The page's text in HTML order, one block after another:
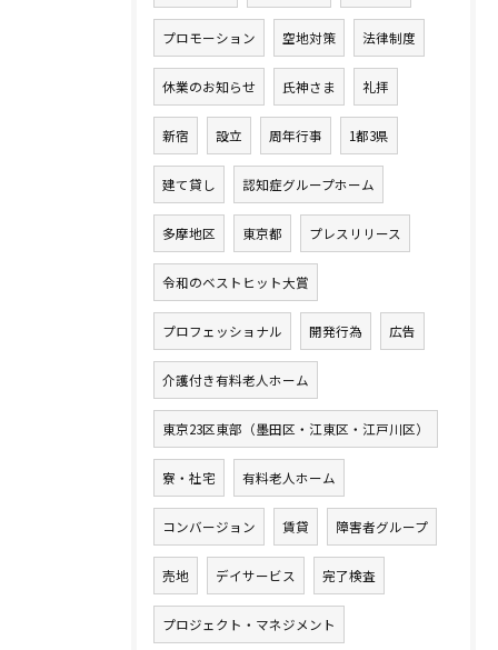
プロモーション 空地対策 法律制度
休業のお知らせ 氏神さま 礼拝
新宿 設立 周年行事 1都3県
建て貸し 認知症グループホーム
多摩地区 東京都 プレスリリース
令和のベストヒット大賞
プロフェッショナル 開発行為 広告
介護付き有料老人ホーム
東京23区東部（墨田区・江東区・江戸川区）
寮・社宅 有料老人ホーム
コンバージョン 賃貸 障害者グループ
売地 デイサービス 完了検査
プロジェクト・マネジメント